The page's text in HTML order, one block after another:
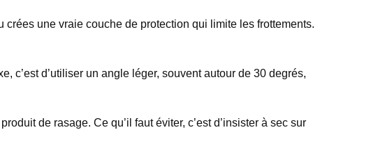
crées une vraie couche de protection qui limite les frottements.
c’est d’utiliser un angle léger, souvent autour de 30 degrés,
de rasage. Ce qu’il faut éviter, c’est d’insister à sec sur